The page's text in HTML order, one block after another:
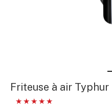
Friteuse à air Typhur